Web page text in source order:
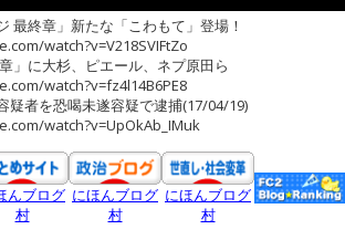
最終章」新たな「こわもて」登場！
watch?v=V218SVIFtZo
」に大杉、ピエール、ネプ原田ら
watch?v=fz4l14B6PE8
疑者を恐喝未遂容疑で逮捕(17/04/19)
watch?v=UpOkAb_IMuk
んブログ
村
にほんブログ
村
にほんブログ
村